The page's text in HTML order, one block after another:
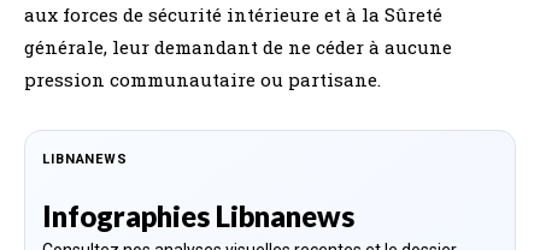
aux forces de sécurité intérieure et à la Sûreté
générale, leur demandant de ne céder à aucune
pression communautaire ou partisane.
LIBNANEWS
Infographies Libnanews